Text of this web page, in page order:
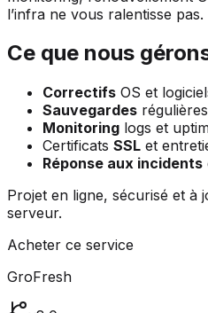
l’infra ne vous ralentisse pas.
Ce que nous
Correctifs OS et
Sauvegardes
Monitoring logs et
Certificats SSL et
Réponse aux incidents
Projet en ligne, sécurisé et à
serveur.
Acheter ce service
GroFresh